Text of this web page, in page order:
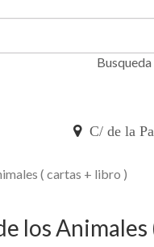
C/ de la
( cartas + libro )
los